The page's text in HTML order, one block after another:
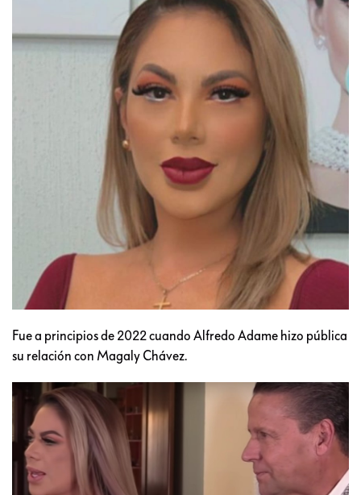
Fue a principios de 2022 cuando Alfredo Adame hizo pública
su relación con Magaly Chávez.